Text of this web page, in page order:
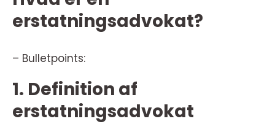
erstatningsadvokat?
– Bulletpoints:
1. Definition af
erstatningsadvokat